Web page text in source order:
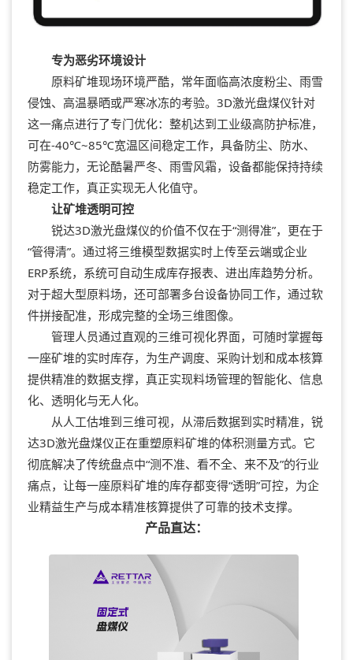
专为恶劣环境设计
原料矿堆现场环境严酷，常年面临高浓度粉尘、雨雪
侵蚀、高温暴晒或严寒冰冻的考验。3D激光盘煤仪针对
这一痛点进行了专门优化：整机达到工业级高防护标准，
可在-40℃~85℃宽温区间稳定工作，具备防尘、防水、
防雾能力，无论酷暑严冬、雨雪风霜，设备都能保持持续
稳定工作，真正实现无人化值守。
让矿堆透明可控
锐达3D激光盘煤仪的价值不仅在于“测得准”，更在于
“管得清”。通过将三维模型数据实时上传至云端或企业
ERP系统，系统可自动生成库存报表、进出库趋势分析。
对于超大型原料场，还可部署多台设备协同工作，通过软
件拼接配准，形成完整的全场三维图像。
管理人员通过直观的三维可视化界面，可随时掌握每
一座矿堆的实时库存，为生产调度、采购计划和成本核算
提供精准的数据支撑，真正实现料场管理的智能化、信息
化、透明化与无人化。
从人工估堆到三维可视，从滞后数据到实时精准， 锐
达3D激光盘煤仪正在重塑原料矿堆的体积测量方式。它
彻底解决了传统盘点中“测不准、看不全、来不及”的行业
痛点，让每一座原料矿堆的库存都变得“透明”可控，为企
业精益生产与成本精准核算提供了可靠的技术支撑。
产品直达：